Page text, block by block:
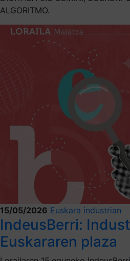
ALGORITMO.
15/05/2026 Euskara industrian
IndeusBerri:
Euskararen plaza